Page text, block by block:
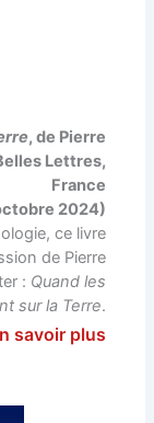
, de Pierre
Lettres,
France
2024)
ce livre
de Pierre
: Quand les
sur la Terre.
savoir plus